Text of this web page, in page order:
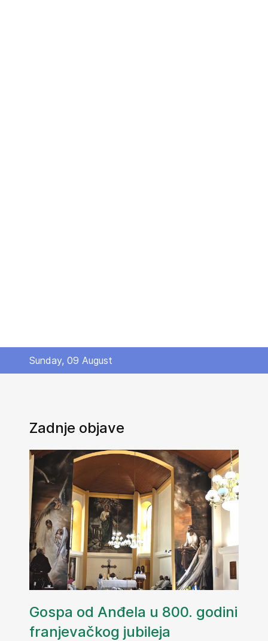
Sunday, 09 August
Zadnje objave
Gospa od Anđela u 800. godini
franjevačkog jubileja